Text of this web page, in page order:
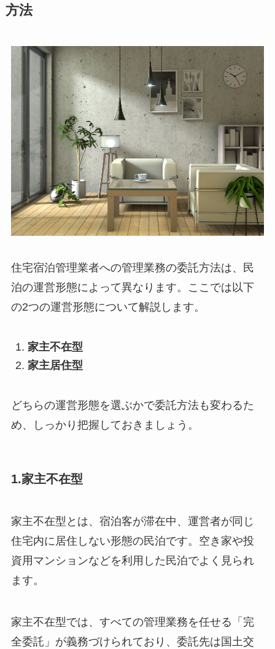
方法
住宅宿泊管理業者への管理業務の委託方法は、民
泊の運営形態によって異なります。ここでは以下
の2つの運営形態について解説します。
家主不在型
家主居住型
どちらの運営形態を選ぶかで委託方法も変わるた
め、しっかり把握しておきましょう。
1.家主不在型
家主不在型とは、宿泊客が滞在中、運営者が同じ
住宅内に居住しない形態の民泊です。空き家や投
資用マンションなどを利用した民泊でよく見られ
ます。
家主不在型では、すべての管理業務を任せる「完
全委託」が義務づけられており、委託先は国土交